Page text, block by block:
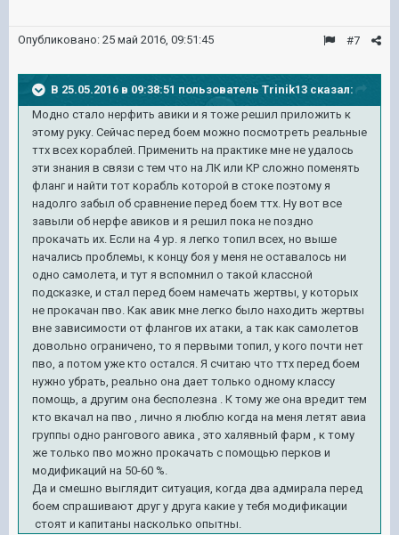
#7
Опубликовано: 25 май 2016, 09:51:45
В 25.05.2016 в 09:38:51 пользователь Trinik13 сказал:
Модно стало нерфить авики и я тоже решил приложить к
этому руку. Сейчас перед боем можно посмотреть реальные
ттх всех кораблей. Применить на практике мне не удалось
эти знания в связи с тем что на ЛК или КР сложно поменять
фланг и найти тот корабль которой в стоке поэтому я
надолго забыл об сравнение перед боем ттх. Ну вот все
завыли об нерфе авиков и я решил пока не поздно
прокачать их. Если на 4 ур. я легко топил всех, но выше
начались проблемы, к концу боя у меня не оставалось ни
одно самолета, и тут я вспомнил о такой классной
подсказке, и стал перед боем намечать жертвы, у которых
не прокачан пво. Как авик мне легко было находить жертвы
вне зависимости от флангов их атаки, а так как самолетов
довольно ограничено, то я первыми топил, у кого почти нет
пво, а потом уже кто остался. Я считаю что ттх перед боем
нужно убрать, реально она дает только одному классу
помощь, а другим она бесполезна . К тому же она вредит тем
кто вкачал на пво , лично я люблю когда на меня летят авиа
группы одно рангового авика , это халявный фарм , к тому
же только пво можно прокачать с помощью перков и
модификаций на 50-60 %.
Да и смешно выглядит ситуация, когда два адмирала перед
боем спрашивают друг у друга какие у тебя модификации
стоят и капитаны насколько опытны.